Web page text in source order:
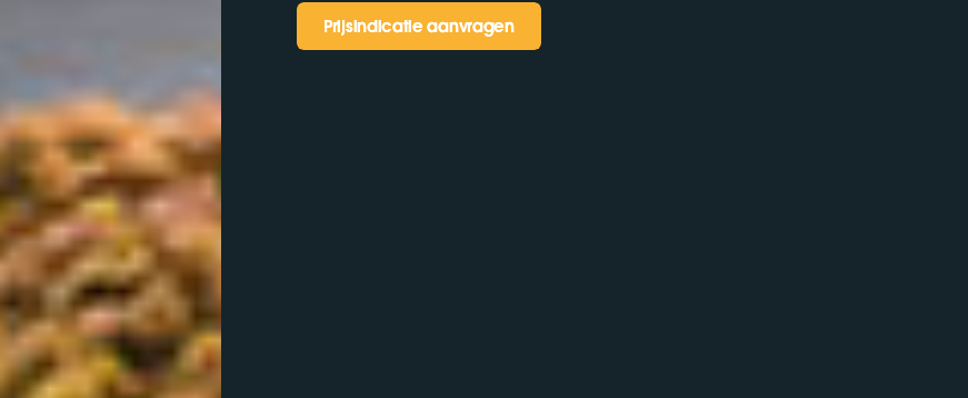
Prijsindicatie aanvragen
Prijsindicatie aanvragen